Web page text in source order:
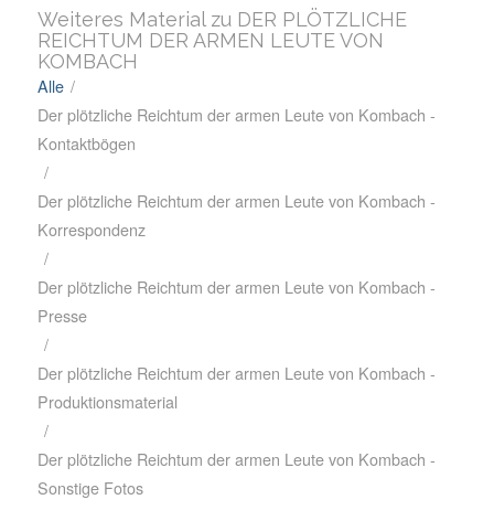
Weiteres Material zu DER PLÖTZLICHE
REICHTUM DER ARMEN LEUTE VON
KOMBACH
Alle /
Der plötzliche Reichtum der armen Leute von Kombach -
Kontaktbögen
/
Der plötzliche Reichtum der armen Leute von Kombach -
Korrespondenz
/
Der plötzliche Reichtum der armen Leute von Kombach -
Presse
/
Der plötzliche Reichtum der armen Leute von Kombach -
Produktionsmaterial
/
Der plötzliche Reichtum der armen Leute von Kombach -
Sonstige Fotos